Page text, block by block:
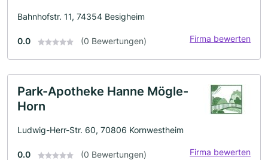
Bahnhofstr. 11, 74354 Besigheim
0.0 (0 Bewertungen) Firma bewerten
Park-Apotheke Hanne Mögle-
Horn
Ludwig-Herr-Str. 60, 70806 Kornwestheim
0.0 (0 Bewertungen) Firma bewerten